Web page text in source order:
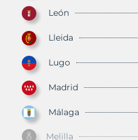
León
Lleida
Lugo
Madrid
Málaga
Melilla